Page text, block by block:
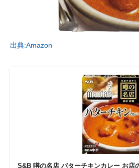
出典:Amazon
S&B 噂の名店 バターチキンカレー お店